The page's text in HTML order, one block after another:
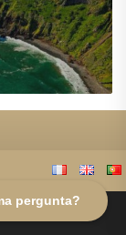
pergunta?